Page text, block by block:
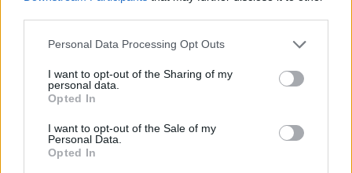
Personal Data Processing Opt Outs
I want to opt-out of the Sharing of my
personal data.
Opted In
I want to opt-out of the Sale of my
Personal Data.
Opted In